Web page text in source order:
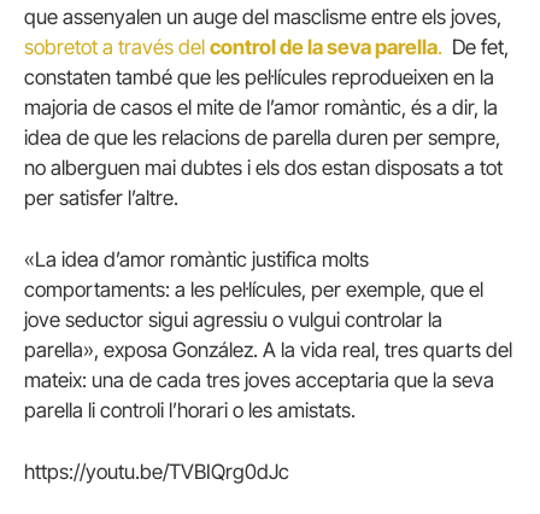
que assenyalen un auge del masclisme entre els joves,
sobretot a través del control de la seva parella. De fet,
constaten també que les pel·lícules reprodueixen en la
majoria de casos el mite de l’amor romàntic, és a dir, la
idea de que les relacions de parella duren per sempre,
no alberguen mai dubtes i els dos estan disposats a tot
per satisfer l’altre.
«La idea d’amor romàntic justifica molts
comportaments: a les pel·lícules, per exemple, que el
jove seductor sigui agressiu o vulgui controlar la
parella», exposa González. A la vida real, tres quarts del
mateix: una de cada tres joves acceptaria que la seva
parella li controli l’horari o les amistats.
https://youtu.be/TVBIQrg0dJc